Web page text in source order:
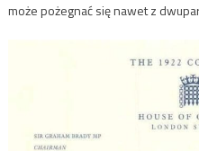
może pożegnać się nawet z